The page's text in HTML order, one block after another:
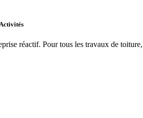
réactif. Pour tous les travaux de